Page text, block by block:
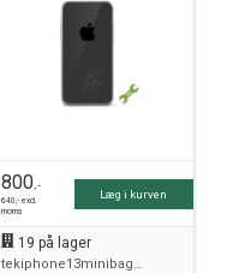
800,-
640,- excl.
moms
Læg i kurven
19 på lager
tekiphone13minibagside